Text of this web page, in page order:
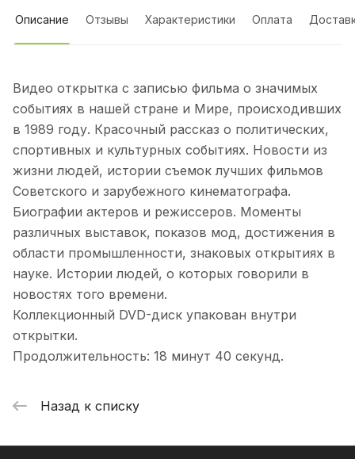
Описание Отзывы Характеристики Оплата
Видео открытка с записью фильма о значимых
событиях в нашей стране и Мире, происходивших
в 1989 году. Красочный рассказ о политических,
спортивных и культурных событиях. Новости из
жизни людей, истории съемок лучших фильмов
Советского и зарубежного кинематографа.
Биографии актеров и режиссеров. Моменты
различных выставок, показов мод, достижения в
области промышленности, знаковых открытиях в
науке. Истории людей, о которых говорили в
новостях того времени.
Коллекционный DVD-диск упакован внутри
открытки.
Продолжительность: 18 минут 40 секунд.
Назад к списку